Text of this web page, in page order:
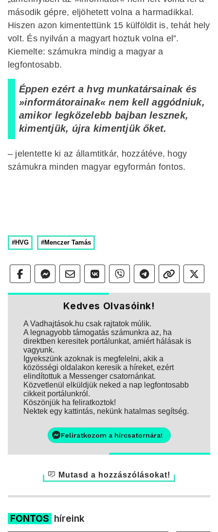
második gépre, eljöhetett volna a harmadikkal.
Hiszen azon kimentettünk 15 külföldit is, tehát hely
volt. És nyilván a magyart hoztuk volna el”.
Kiemelte: számukra mindig a magyar a
legfontosabb.
Éppen ezért a hvg munkatársainak és
»informátorainak« nem kell aggódniuk,
amikor legközelebb bajban lesznek,
kimentjük, újra kimentjük őket.
– jelentette ki az államtitkár, hozzátéve, hogy
számukra minden magyar egyformán fontos.
#HVG #Menczer Tamás
Kedves Olvasóink!
A Vadhajtások.hu csak rajtatok múlik.
A legnagyobb támogatás számunkra az, ha
direktben keresitek portálunkat, amiért hálásak is
vagyunk.
Igyekszünk azoknak is megfelelni, akik a
közösségi oldalakon keresik a híreket, ezért
elindítottuk a Messenger csatornánkat.
Közvetlenül elküldjük neked a nap legfontosabb
cikkeit portálunkról.
Köszönjük ha feliratkoztok!
Nektek egy kattintás, nekünk hatalmas segítség.
Feliratkozom a hírcsatornára!
Mutasd a hozzászólásokat!
FONTOS híreink